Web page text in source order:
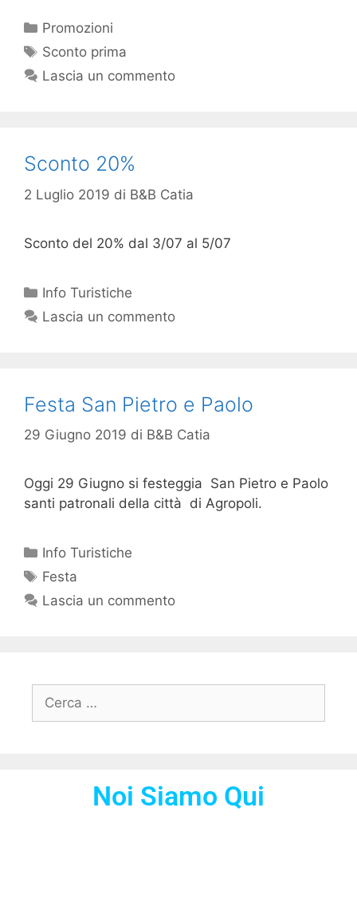
Promozioni
Sconto prima
Lascia un commento
Sconto 20%
2 Luglio 2019 di B&B Catia
Sconto del 20% dal 3/07 al 5/07
Info Turistiche
Lascia un commento
Festa San Pietro e Paolo
29 Giugno 2019 di B&B Catia
Oggi 29 Giugno si festeggia San Pietro e Paolo
santi patronali della città di Agropoli.
Info Turistiche
Festa
Lascia un commento
Noi Siamo Qui